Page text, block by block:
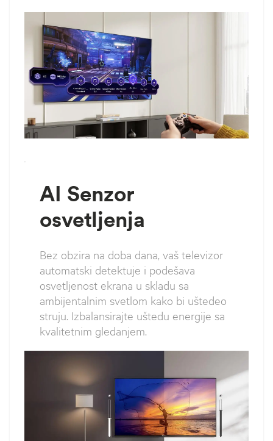
`
AI Senzor
osvetljenja
Bez obzira na doba dana, vaš televizor
automatski detektuje i podešava
osvetljenost ekrana u skladu sa
ambijentalnim svetlom kako bi uštedeo
struju. Izbalansirajte uštedu energije sa
kvalitetnim gledanjem.